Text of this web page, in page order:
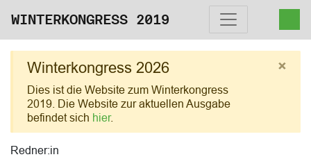
WINTERKONGRESS 2019
Winterkongress 2026
Dies ist die Website zum Winterkongress
2019. Die Website zur aktuellen Ausgabe
befindet sich hier.
×
Redner:in